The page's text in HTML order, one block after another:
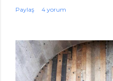
Paylaş 4 yorum